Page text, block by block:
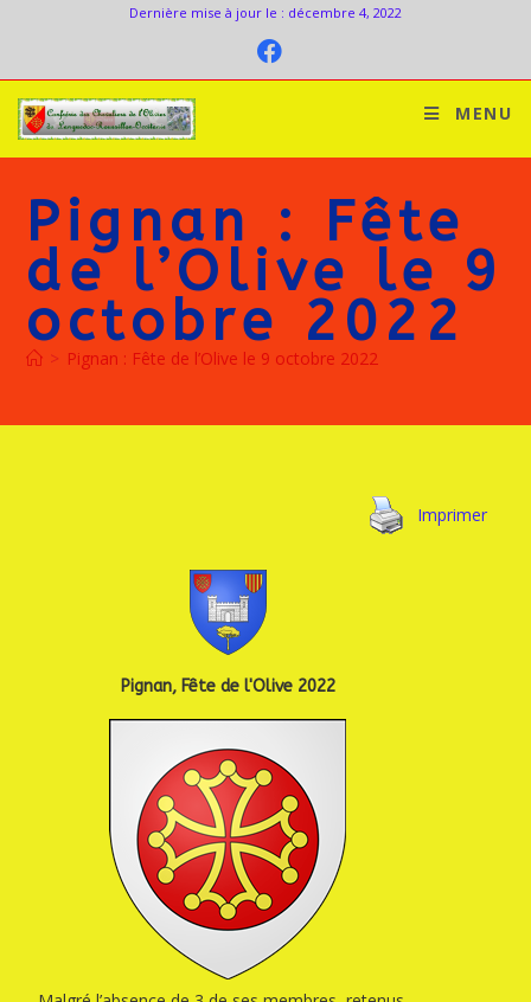
Dernière mise à jour le : décembre 4, 2022
MENU
Pignan : Fête
de l’Olive le 9
octobre 2022
> Pignan : Fête de l’Olive le 9 octobre 2022
Imprimer
Pignan, Fête de l'Olive 2022